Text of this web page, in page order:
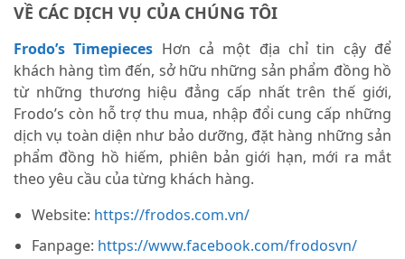
VỀ CÁC DỊCH VỤ CỦA CHÚNG TÔI
Frodo’s Timepieces Hơn cả một địa chỉ tin cậy để
khách hàng tìm đến, sở hữu những sản phẩm đồng hồ
từ những thương hiệu đẳng cấp nhất trên thế giới,
Frodo’s còn hỗ trợ thu mua, nhập đổi cung cấp những
dịch vụ toàn diện như bảo dưỡng, đặt hàng những sản
phẩm đồng hồ hiếm, phiên bản giới hạn, mới ra mắt
theo yêu cầu của từng khách hàng.
Website: https://frodos.com.vn/
Fanpage: https://www.facebook.com/frodosvn/